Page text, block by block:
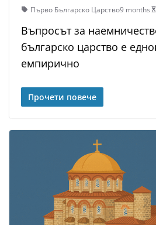
Първо Българско Царство9 months
Въпросът за
българско царство е
емпирично
Прочети повече